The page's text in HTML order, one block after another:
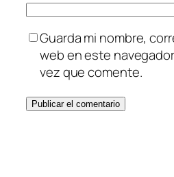
Guarda mi nombre,
web en este
vez que comente.